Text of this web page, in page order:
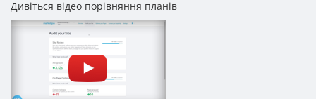
Дивіться відео порівняння планів